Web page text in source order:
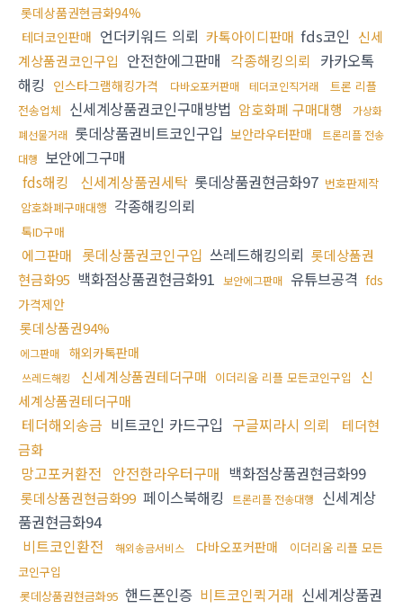
롯데상품권현금화94%
테더코인판매 언더키워드 의뢰 카톡아이디판매 fds코인 신세
계상품권코인구입 안전한에그판매 각종해킹의뢰 카카오톡
해킹 인스타그램해킹가격 다바오포커판매 테더코인직거래
트론 리플
전송업체 신세계상품권코인구매방법 암호화폐 구매대행
가상화
폐선물거래 롯데상품권비트코인구입 보안라우터판매
트론리플 전송
대행 보안에그구매
fds해킹
신세계상품권세탁 롯데상품권현금화97 번호판제작
암호화폐구매대행 각종해킹의뢰
톡ID구매
에그판매 롯데상품권코인구입 쓰레드해킹의뢰 롯데상품권
현금화95 백화점상품권현금화91 보안에그판매 유튜브공격 fds
가격제안
롯데상품권94%
에그판매 해외카톡판매
쓰레드해킹 신세계상품권테더구매 이더리움 리플 모든코인구입
신
세계상품권테더구매
테더해외송금 비트코인 카드구입 구글찌라시 의뢰
테더현
금화
망고포커환전 안전한라우터구매 백화점상품권현금화99
롯데상품권현금화99 페이스북해킹 트론리플 전송대행
신세계상
품권현금화94
비트코인환전
해외송금서비스 다바오포커판매
이더리움 리플 모든
코인구입
롯데상품권현금화95 핸드폰인증 비트코인퀵거래 신세계상품권